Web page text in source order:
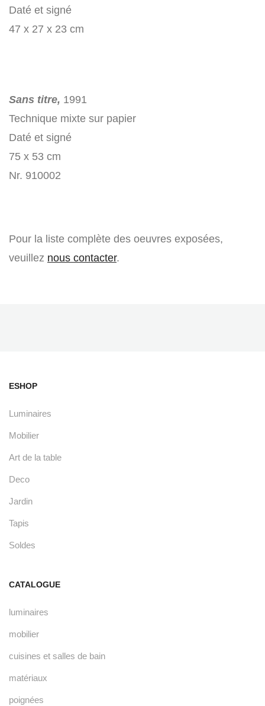
Daté et signé
47 x 27 x 23 cm
Sans titre, 1991
Technique mixte sur papier
Daté et signé
75 x 53 cm
Nr. 910002
Pour la liste complète des oeuvres exposées,
veuillez nous contacter.
ESHOP
Luminaires
Mobilier
Art de la table
Deco
Jardin
Tapis
Soldes
CATALOGUE
luminaires
mobilier
cuisines et salles de bain
matériaux
poignées